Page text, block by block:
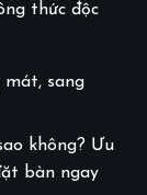
thức độc
mát, sang
không? Ưu
bàn ngay